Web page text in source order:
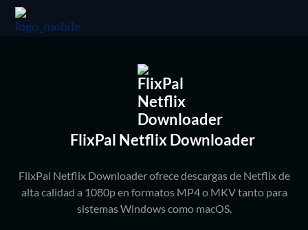
FlixPal Netflix Downloader
FlixPal Netflix Downloader ofrece descargas de Netflix de
alta calidad a 1080p en formatos MP4 o MKV tanto para
sistemas Windows como macOS.